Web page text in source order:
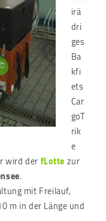
irä
dri
ges
Ba
kfi
ets
Car
goT
rik
e
wird derfLottezur
.
mit Freilauf,
m in der Länge und